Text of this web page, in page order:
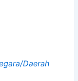
Daerah